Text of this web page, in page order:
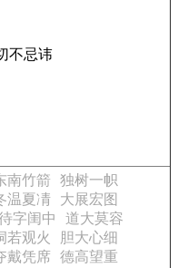
不忌讳
南竹箭
独树一帜
温夏凊
大展宏图
字闺中
道大莫容
若观火
胆大心细
戴凭席 德高望重